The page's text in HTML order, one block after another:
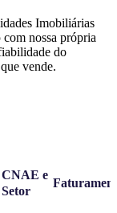
Imobiliárias
nossa própria
do
vende.
CNAE e
Setor